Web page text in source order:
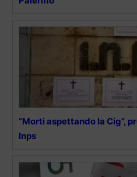
“Morti aspettando la Cig”,
Inps